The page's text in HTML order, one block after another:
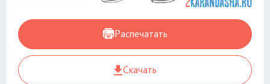
Распечатать
Скачать